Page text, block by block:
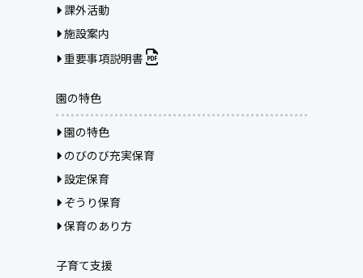
課外活動
施設案内
重要事項説明書
園の特色
園の特色
のびのび充実保育
設定保育
ぞうり保育
保育のあり方
子育て支援